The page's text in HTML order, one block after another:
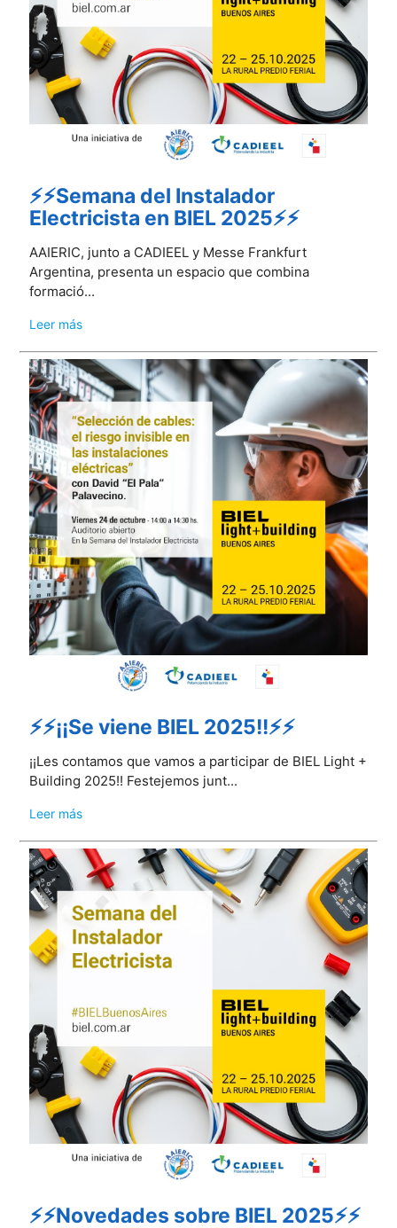
⚡⚡Semana del Instalador
Electricista en BIEL 2025⚡⚡
AAIERIC, junto a CADIEEL y Messe Frankfurt
Argentina, presenta un espacio que combina
formació...
Leer más
⚡⚡¡¡Se viene BIEL 2025!!⚡⚡
¡¡Les contamos que vamos a participar de BIEL Light +
Building 2025!! Festejemos junt...
Leer más
⚡⚡Novedades sobre BIEL 2025⚡⚡